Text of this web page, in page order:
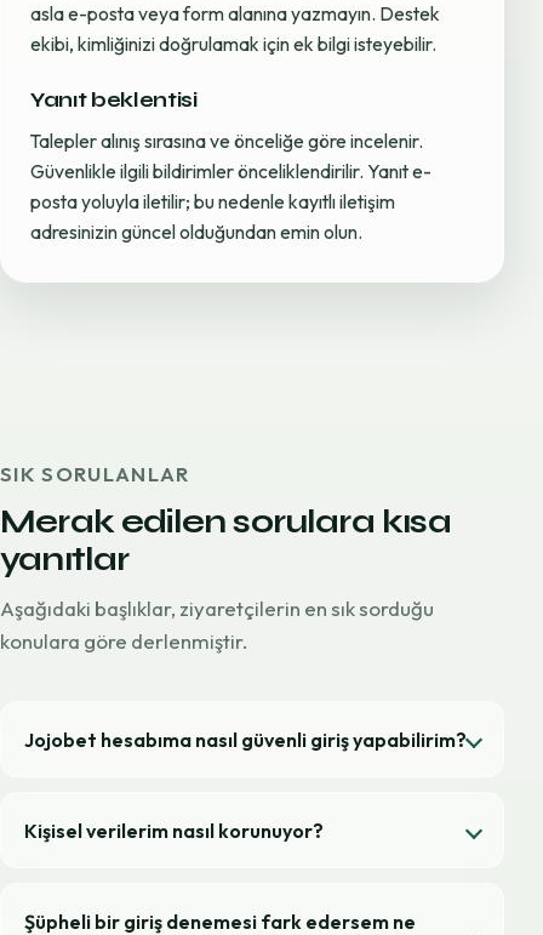
asla e-posta veya form alanına yazmayın. Destek
ekibi, kimliğinizi doğrulamak için ek bilgi isteyebilir.
Yanıt beklentisi
Talepler alınış sırasına ve önceliğe göre incelenir.
Güvenlikle ilgili bildirimler önceliklendirilir. Yanıt e-
posta yoluyla iletilir; bu nedenle kayıtlı iletişim
adresinizin güncel olduğundan emin olun.
SIK SORULANLAR
Merak edilen sorulara kısa
yanıtlar
Aşağıdaki başlıklar, ziyaretçilerin en sık sorduğu
konulara göre derlenmiştir.
Jojobet hesabıma nasıl güvenli giriş yapabilirim?
Kişisel verilerim nasıl korunuyor?
Şüpheli bir giriş denemesi fark edersem ne